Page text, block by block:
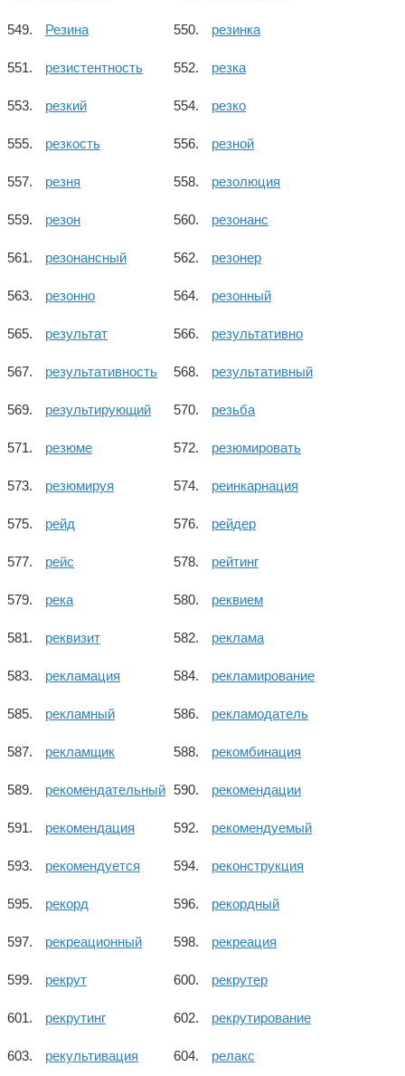
Резина резинка
резистентность резка
резкий резко
резкость резной
резня резолюция
резон резонанс
резонансный резонер
резонно резонный
результат результативно
результативность результативный
результирующий резьба
резюме резюмировать
резюмируя реинкарнация
рейд рейдер
рейс рейтинг
река реквием
реквизит реклама
рекламация рекламирование
рекламный рекламодатель
рекламщик рекомбинация
рекомендательный рекомендации
рекомендация рекомендуемый
рекомендуется реконструкция
рекорд рекордный
рекреационный рекреация
рекрут рекрутер
рекрутинг рекрутирование
рекультивация релакс